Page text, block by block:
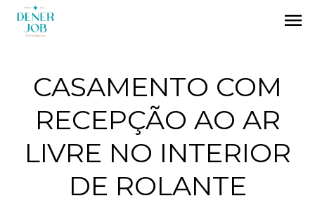
menu
CASAMENTO COM
RECEPÇÃO AO AR
LIVRE NO INTERIOR
DE ROLANTE